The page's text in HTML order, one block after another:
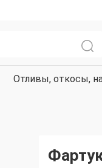
Отливы, откосы,